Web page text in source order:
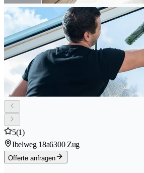
5(1)
Ibelweg 18a6300 Zug
Offerte anfragen